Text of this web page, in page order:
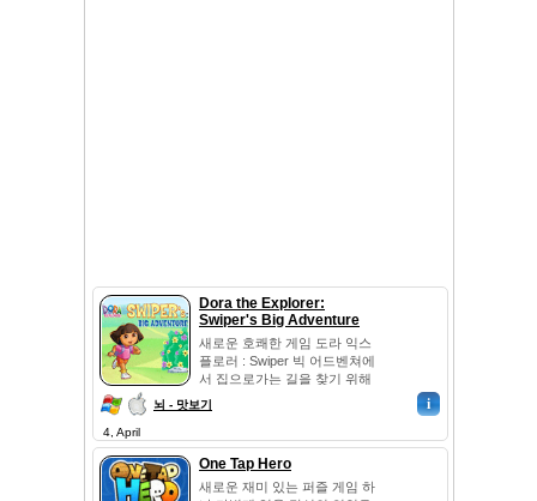
Dora the Explorer:
Swiper's Big Adventure
새로운 호쾌한 게임 도라 익스
플로러 : Swiper 빅 어드벤쳐에
서 집으로가는 길을 찾기 위해
작은 여우 도와주세요! 산, 호
수를 통해, 산책 및 주요 영웅
가난한 여우 도움이됩니다. 예
를 들어, 장난감, 심지어 별과
박쥐와 ...
뇌 - 맛보기 i
4, April
One Tap Hero
새로운 재미 있는 퍼즐 게임 하